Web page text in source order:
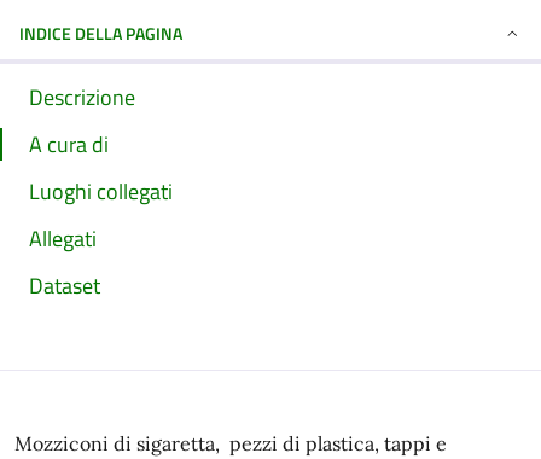
INDICE DELLA PAGINA
Descrizione
A cura di
Luoghi collegati
Allegati
Dataset
Mozziconi di sigaretta, pezzi di plastica, tappi e